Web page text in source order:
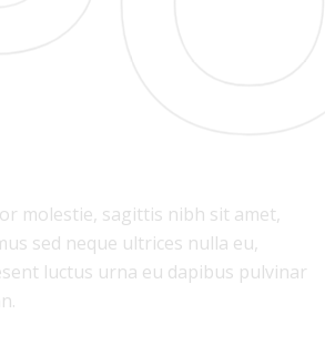
molestie, sagittis nibh sit amet,
sed neque ultrices nulla eu,
luctus urna eu dapibus pulvinar